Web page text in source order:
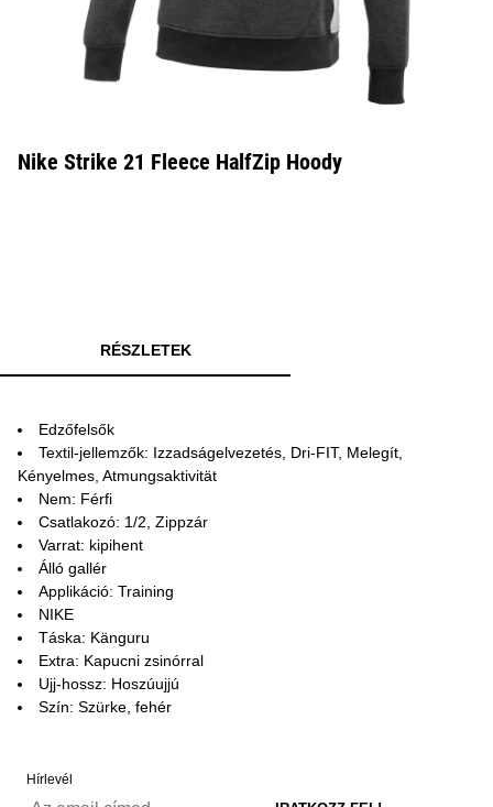
Nike Strike 21 Fleece HalfZip Hoody
RÉSZLETEK
Edzőfelsők
Textil-jellemzők: Izzadságelvezetés, Dri-FIT, Melegít,
Kényelmes, Atmungsaktivität
Nem: Férfi
Csatlakozó: 1/2, Zippzár
Varrat: kipihent
Álló gallér
Applikáció: Training
NIKE
Táska: Känguru
Extra: Kapucni zsinórral
Ujj-hossz: Hoszúujjú
Szín: Szürke, fehér
Hírlevél